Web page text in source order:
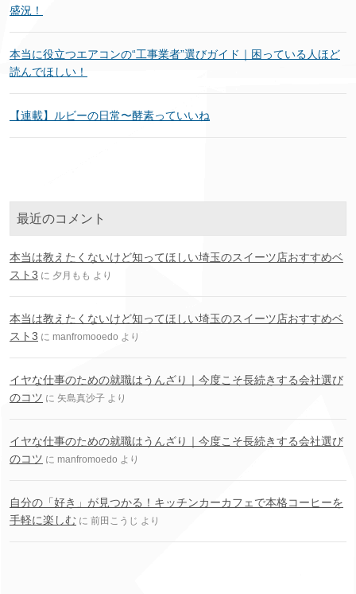
盛況！
本当に役立つエアコンの“工事業者”選びガイド｜困っている人ほど
読んでほしい！
【連載】ルビーの日常〜酵素っていいね
最近のコメント
本当は教えたくないけど知ってほしい埼玉のスイーツ店おすすめベ
スト3 に 夕月もも より
本当は教えたくないけど知ってほしい埼玉のスイーツ店おすすめベ
スト3 に manfromooedo より
イヤな仕事のための就職はうんざり｜今度こそ長続きする会社選び
のコツ に 矢島真沙子 より
イヤな仕事のための就職はうんざり｜今度こそ長続きする会社選び
のコツ に manfromoedo より
自分の「好き」が見つかる！キッチンカーカフェで本格コーヒーを
手軽に楽しむ に 前田こうじ より